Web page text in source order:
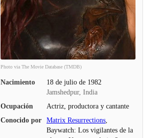
Photo via The Movie Database (TMDB)
Nacimiento
18 de julio de 1982
Jamshedpur, India
Ocupación
Actriz, productora y cantante
Conocido por
Matrix Resurrections
Baywatch: Los vigilantes de la